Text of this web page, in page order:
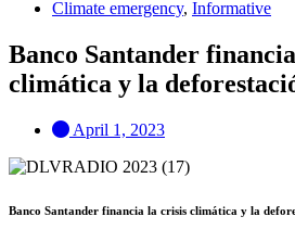
Climate emergency, Informative
Banco Santander
climática y la
April 1, 2023
Banco Santander financia la crisis climática y la